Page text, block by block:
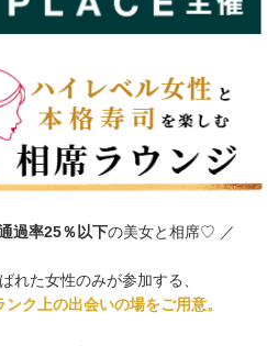
過率25％以下の美女と相席♡ ／
れた女性のみが参加する、
ンク上の出会いの場をご用意。